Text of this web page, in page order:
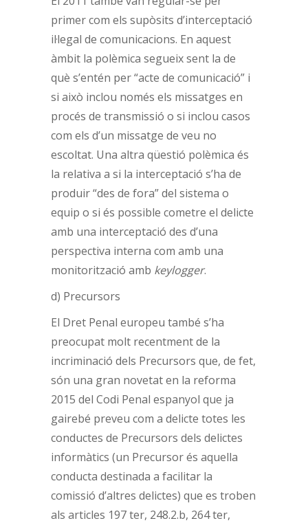
primer com els supòsits d’interceptació
il·legal de comunicacions. En aquest
àmbit la polèmica segueix sent la de
què s’entén per “acte de comunicació” i
si això inclou només els missatges en
procés de transmissió o si inclou casos
com els d’un missatge de veu no
escoltat. Una altra qüestió polèmica és
la relativa a si la interceptació s’ha de
produir “des de fora” del sistema o
equip o si és possible cometre el delicte
amb una interceptació des d’una
perspectiva interna com amb una
monitorització amb keylogger.
d) Precursors
El Dret Penal europeu també s’ha
preocupat molt recentment de la
incriminació dels Precursors que, de fet,
són una gran novetat en la reforma
2015 del Codi Penal espanyol que ja
gairebé preveu com a delicte totes les
conductes de Precursors dels delictes
informàtics (un Precursor és aquella
conducta destinada a facilitar la
comissió d’altres delictes) que es troben
als articles 197 ter, 248.2.b, 264 ter,